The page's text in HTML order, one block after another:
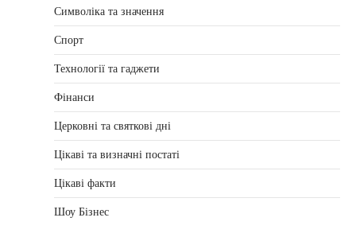
Символіка та значення
Спорт
Технології та гаджети
Фінанси
Церковні та святкові дні
Цікаві та визначні постаті
Цікаві факти
Шоу Бізнес